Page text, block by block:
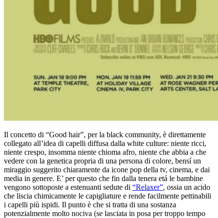
Il concetto di “Good hair”, per la black community, è direttamente
collegato all’idea di capelli diffusa dalla white culture: niente ricci,
niente crespo, insomma niente chioma afro, niente che abbia a che
vedere con la genetica propria di una persona di colore, bensí un
miraggio suggerito chiaramente da icone pop della tv, cinema, e dai
media in genere. E’ per questo che fin dalla tenera etá le bambine
vengono sottoposte a estenuanti sedute di “Relaxer”, ossia un acido
che liscia chimicamente le capigliature e rende facilmente pettinabili
i capelli più ispidi. Il punto è che si tratta di una sostanza
potenzialmente molto nociva (se lasciata in posa per troppo tempo